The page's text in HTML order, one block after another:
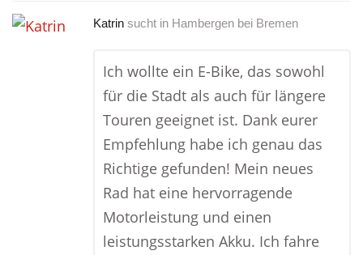
Katrin sucht in Hambergen bei Bremen
Ich wollte ein E-Bike, das sowohl
für die Stadt als auch für längere
Touren geeignet ist. Dank eurer
Empfehlung habe ich genau das
Richtige gefunden! Mein neues
Rad hat eine hervorragende
Motorleistung und einen
leistungsstarken Akku. Ich fahre